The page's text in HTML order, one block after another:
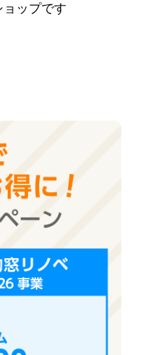
ョップです